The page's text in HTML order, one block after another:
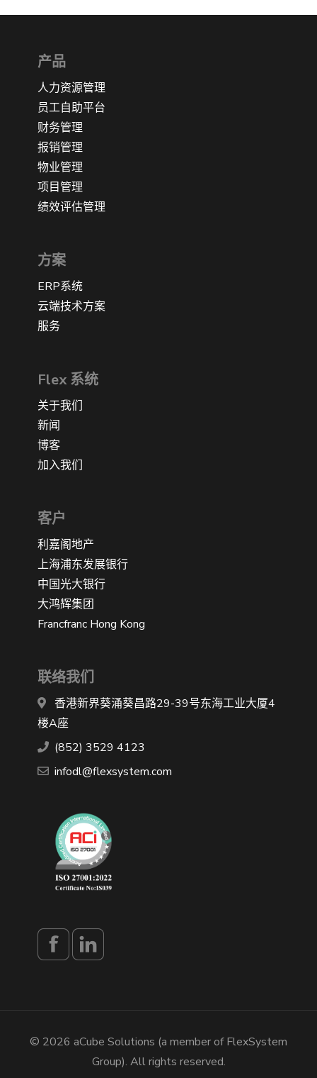
产品
人力资源管理
员工自助平台
财务管理
报销管理
物业管理
项目管理
绩效评估管理
方案
ERP系统
云端技术方案
服务
Flex 系统
关于我们
新闻
博客
加入我们
客户
利嘉阁地产
上海浦东发展银行
中国光大银行
大鸿辉集团
Francfranc Hong Kong
联络我们
香港新界葵涌葵昌路29-39号东海工业大厦4
楼A座
(852) 3529 4123
infodl@flexsystem.com
© 2026 aCube Solutions (a member of FlexSystem
Group). All rights reserved.